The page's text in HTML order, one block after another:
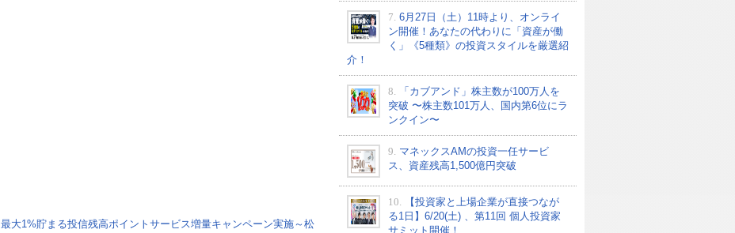
最大1%貯まる投信残高ポイントサービス増量キャンペーン実施～松
7. 6月27日（土）11時より、オンライ
ン開催！あなたの代わりに「資産が働
く」《5種類》の投資スタイルを厳選紹
介！
8.
「カブアンド」株主数が100万人を
突破 〜株主数101万人、国内第6位にラ
ンクイン〜
9. マネックスAMの投資一任サービ
ス、資産残高1,500億円突破
10.
【投資家と上場企業が直接つなが
る1日】6/20(土) 、第11回 個人投資家
サミット開催！